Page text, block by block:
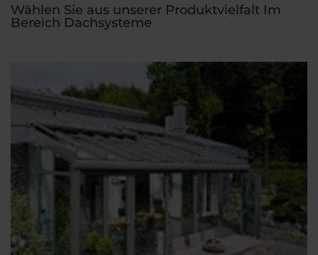
Wählen Sie aus unserer Produktvielfalt Im
Bereich Dachsysteme